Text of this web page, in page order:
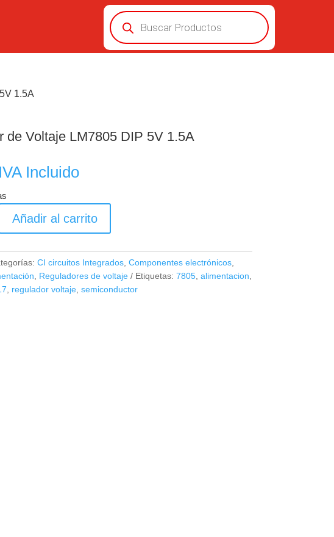
Búsqueda
de
productos
1.5A
de Voltaje LM7805 DIP 5V 1.5A
IVA Incluido
Añadir al carrito
CI circuitos Integrados, Componentes electrónicos,
Reguladores de voltaje Etiquetas: 7805, alimentacion
regulador voltaje, semiconductor